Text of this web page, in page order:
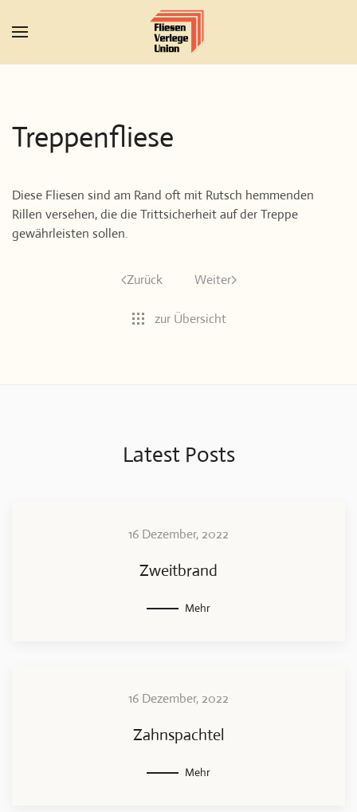
Zum Hauptinhalt springen
Treppenfliese
Diese Fliesen sind am Rand oft mit Rutsch hemmenden
Rillen versehen, die die Trittsicherheit auf der Treppe
gewährleisten sollen.
Zurück Weiter
zur Übersicht
Latest Posts
16 Dezember, 2022
Zweitbrand
Mehr
16 Dezember, 2022
Zahnspachtel
Mehr